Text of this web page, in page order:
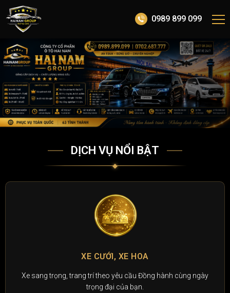
0989 899 099
DỊCH VỤ NỔI BẬT
XE CƯỚI, XE HOA
Xe sang trọng, trang trí theo yêu cầu Đồng hành cùng ngày
trọng đại của bạn.